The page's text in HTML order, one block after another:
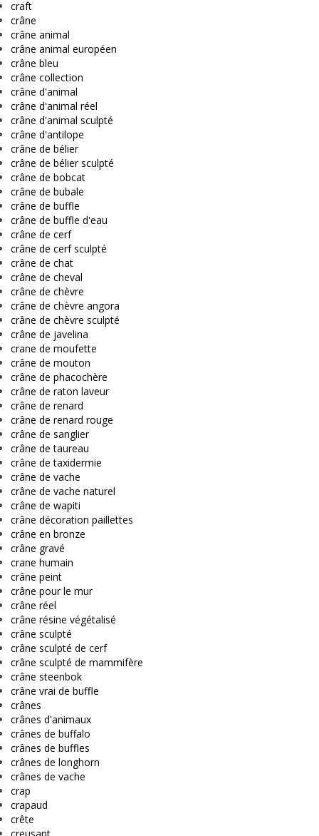
craft
crâne
crâne animal
crâne animal européen
crâne bleu
crâne collection
crâne d'animal
crâne d'animal réel
crâne d'animal sculpté
crâne d'antilope
crâne de bélier
crâne de bélier sculpté
crâne de bobcat
crâne de bubale
crâne de buffle
crâne de buffle d'eau
crâne de cerf
crâne de cerf sculpté
crâne de chat
crâne de cheval
crâne de chèvre
crâne de chèvre angora
crâne de chèvre sculpté
crâne de javelina
crane de moufette
crâne de mouton
crâne de phacochère
crâne de raton laveur
crâne de renard
crâne de renard rouge
crâne de sanglier
crâne de taureau
crâne de taxidermie
crâne de vache
crâne de vache naturel
crâne de wapiti
crâne décoration paillettes
crâne en bronze
crâne gravé
crane humain
crâne peint
crâne pour le mur
crâne réel
crâne résine végétalisé
crâne sculpté
crâne sculpté de cerf
crâne sculpté de mammifère
crâne steenbok
crâne vrai de buffle
crânes
crânes d'animaux
crânes de buffalo
crânes de buffles
crânes de longhorn
crânes de vache
crap
crapaud
crête
creusant